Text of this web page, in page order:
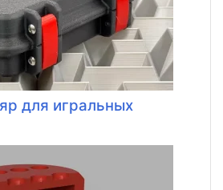
для игральных